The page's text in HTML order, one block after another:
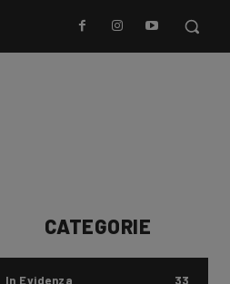
CATEGORIE
In Evidenza
33